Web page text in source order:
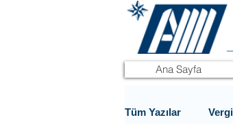
Ana Sayfa
Tüm Yazılar Vergi